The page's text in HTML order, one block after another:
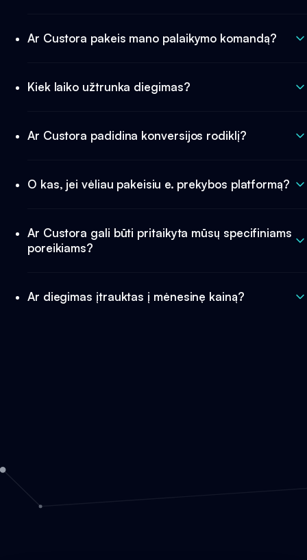
Ar Custora pakeis mano palaikymo komandą?
Kiek laiko užtrunka diegimas?
Ar Custora padidina konversijos rodiklį?
O kas, jei vėliau pakeisiu e. prekybos platformą?
Ar Custora gali būti pritaikyta mūsų specifiniams
poreikiams?
Ar diegimas įtrauktas į mėnesinę kainą?